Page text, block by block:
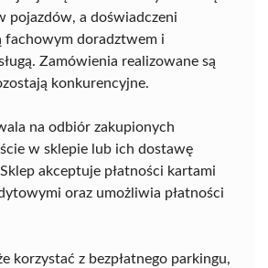
pojazdów, a doświadczeni
fachowym doradztwem i
Zamówienia realizowane są
konkurencyjne.
na odbiór zakupionych
w sklepie lub ich dostawę
akceptuje płatności kartami
oraz umożliwia płatności
korzystać z bezpłatnego parkingu,